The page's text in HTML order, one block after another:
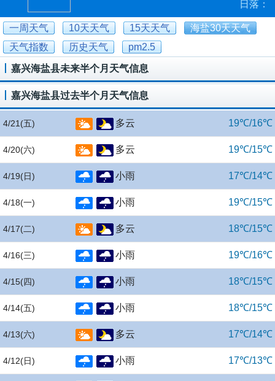
日落：
一周天气 10天天气 15天天气
海盐30天天气
天气指数
历史天气 pm2.5
嘉兴海盐县未来半个月天气信息
嘉兴海盐县过去半个月天气信息
4/21 (五) 多云 19℃/16℃
4/20(六) 多云 19℃/15℃
4/19(日) 小雨 17℃/14℃
4/18(一) 小雨 19℃/15℃
4/17(二) 多云 18℃/15℃
4/16(三) 小雨 19℃/16℃
4/15(四) 小雨 18℃/15℃
4/14(五) 小雨 18℃/15℃
4/13(六) 多云 17℃/14℃
4/12(日) 小雨 17℃/13℃